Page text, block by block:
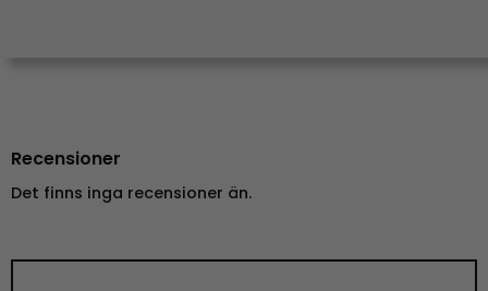
Recensioner
Det finns inga recensioner än.